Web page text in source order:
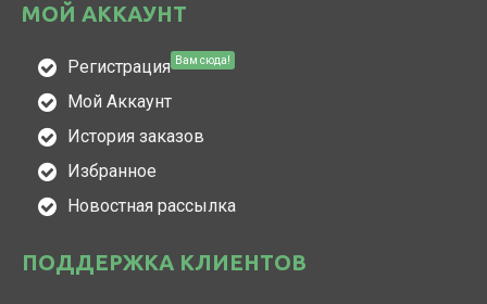
МОЙ АККАУНТ
Регистрация Вам сюда!
Мой Аккаунт
История заказов
Избранное
Новостная рассылка
ПОДДЕРЖКА КЛИЕНТОВ